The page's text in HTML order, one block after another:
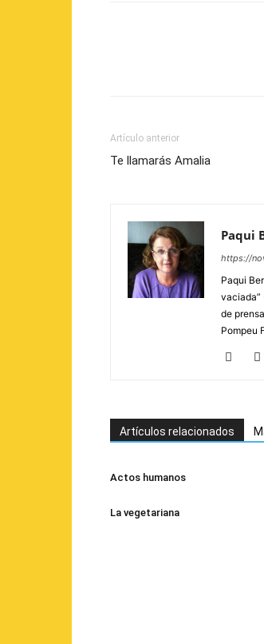
Artículo anterior
Te llamarás Amalia
Paqui
https://
Paqui
vaciada”
de
Pompeu
Artículos relacionados
Actos humanos
La vegetariana